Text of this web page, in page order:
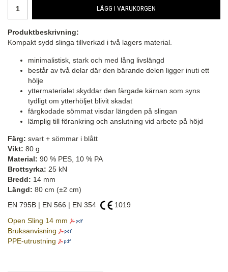
LÄGG I VARUKORGEN
Produktbeskrivning:
Kompakt sydd slinga tillverkad i två lagers material.
minimalistisk, stark och med lång livslängd
består av två delar där den bärande delen ligger inuti ett
hölje
yttermaterialet skyddar den färgade kärnan som syns
tydligt om ytterhöljet blivit skadat
färgkodade sömmat visdar längden på slingan
lämplig till förankring och anslutning vid arbete på höjd
Färg: svart + sömmar i blått
Vikt: 80 g
Material: 90 % PES, 10 % PA
Brottsyrka: 25 kN
Bredd: 14 mm
Längd: 80 cm (±2 cm)
EN 795B | EN 566 | EN 354
1019
Open Sling 14 mm
Bruksanvisning
PPE-utrustning